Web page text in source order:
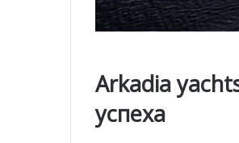
Arkadia
успеха